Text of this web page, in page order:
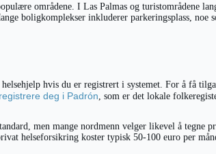
områdene. I Las Palmas og turistområdene
boligkomplekser inkluderer parkeringsplass, noe
hvis du er registrert i systemet. For å få
deg i Padrón, som er det lokale
men mange nordmenn velger likevel å tegne
helseforsikring koster typisk 50-100 euro per